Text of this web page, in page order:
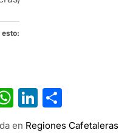
esto:
W
h
Li
n
o
en Regiones Cafetaleras